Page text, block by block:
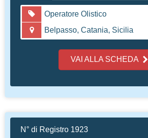
N° di Registro 1923
Operatore Olistico
Belpasso, Catania, Sicilia
VAI ALLA SCHEDA